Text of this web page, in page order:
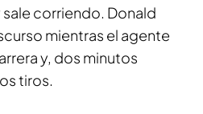
corriendo. Donald
mientras el agente
y, dos minutos
tiros.